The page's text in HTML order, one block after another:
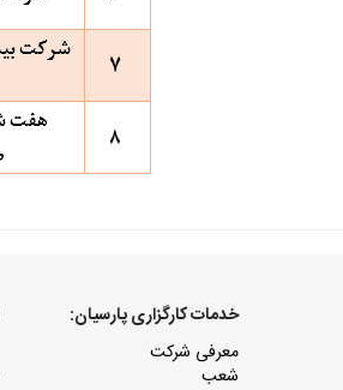
خدمات کارگزاری پارسیان:
معرفی شرکت
شعب